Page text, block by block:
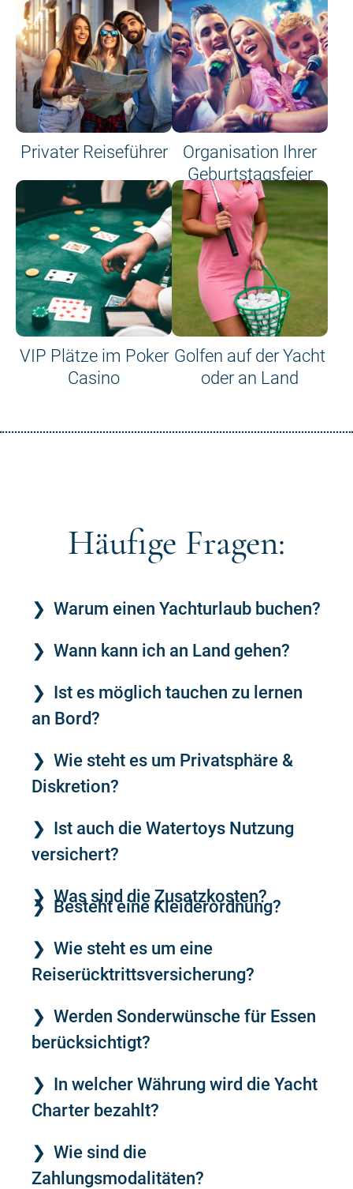
Privater Reiseführer
Organisation Ihrer
Geburtstagsfeier
VIP Plätze im Poker
Casino
Golfen auf der Yacht
oder an Land
Häufige Fragen:
Warum einen Yachturlaub buchen?
Wann kann ich an Land gehen?
Ist es möglich tauchen zu lernen
an Bord?
Wie steht es um Privatsphäre &
Diskretion?
Ist auch die Watertoys Nutzung
versichert?
Was sind die Zusatzkosten?
Besteht eine Kleiderordnung?
Wie steht es um eine
Reiserücktrittsversicherung?
Werden Sonderwünsche für Essen
berücksichtigt?
In welcher Währung wird die Yacht
Charter bezahlt?
Wie sind die
Zahlungsmodalitäten?